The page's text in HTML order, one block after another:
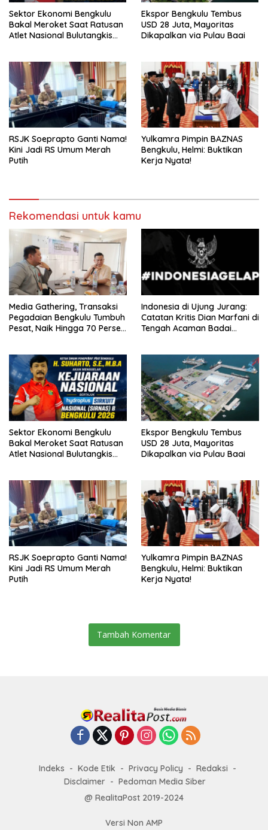
Sektor Ekonomi Bengkulu
Bakal Meroket Saat Ratusan
Atlet Nasional Bulutangkis
Ekspor Bengkulu Tembus
USD 28 Juta, Mayoritas
Dikapalkan via Pulau Baai
RSJK Soeprapto Ganti Nama!
Kini Jadi RS Umum Merah
Putih
Yulkamra Pimpin BAZNAS
Bengkulu, Helmi: Buktikan
Kerja Nyata!
Rekomendasi untuk kamu
Media Gathering, Transaksi
Pegadaian Bengkulu Tumbuh
Pesat, Naik Hingga 70 Persen
Indonesia di Ujung Jurang:
Catatan Kritis Dian Marfani di
Tengah Acaman Badai
Sektor Ekonomi Bengkulu
Bakal Meroket Saat Ratusan
Atlet Nasional Bulutangkis
Ekspor Bengkulu Tembus
USD 28 Juta, Mayoritas
Dikapalkan via Pulau Baai
RSJK Soeprapto Ganti Nama!
Kini Jadi RS Umum Merah
Putih
Yulkamra Pimpin BAZNAS
Bengkulu, Helmi: Buktikan
Kerja Nyata!
Tambah Komentar
Indeks Kode Etik Privacy Policy
Redaksi
Disclaimer
Pedoman Media Siber
@ RealitaPost 2019-2024
Versi Non AMP